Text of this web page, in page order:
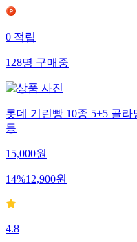
0적립
128명구매중
롯데 기린빵 10종 5+5 골
등
15,000원
14%12,900원
4.8